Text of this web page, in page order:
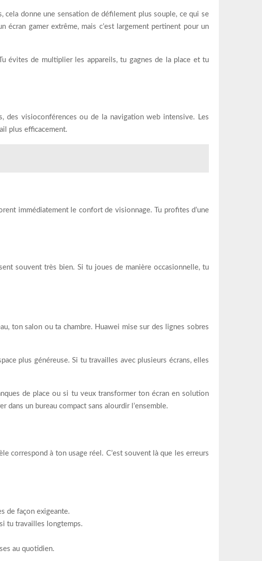
cela donne une sensation de défilement plus souple, ce qui se
écran gamer extrême, mais c’est largement pertinent pour un
évites de multiplier les appareils, tu gagnes de la place et tu
des visioconférences ou de la navigation web intensive. Les
plus efficacement.
immédiatement le confort de visionnage. Tu profites d’une
souvent très bien. Si tu joues de manière occasionnelle, tu
ton salon ou ta chambre. Huawei mise sur des lignes sobres
plus généreuse. Si tu travailles avec plusieurs écrans, elles
de place ou si tu veux transformer ton écran en solution
dans un bureau compact sans alourdir l’ensemble.
correspond à ton usage réel. C’est souvent là que les erreurs
de façon exigeante.
tu travailles longtemps.
au quotidien.